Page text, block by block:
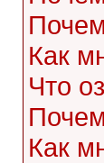
Как
Что
Как